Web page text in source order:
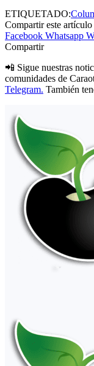
ETIQUETADO:
Compartir este artículo
Facebook Whatsapp
Compartir
📲 Sigue nuestras
comunidades de
Telegram. También